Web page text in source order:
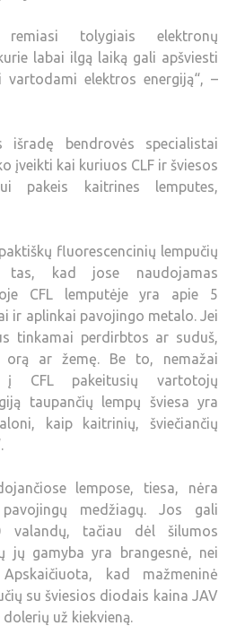
remiasi tolygiais elektronų
labai ilgą laiką gali apšviesti
elektros energiją“, –
išradę bendrovės specialistai
įveikti kai kuriuos CLF ir šviesos
pakeis kaitrines lemputes,
fluorescencinių lempučių
kad jose naudojamas
CFL lemputėje yra apie 5
ir aplinkai pavojingo metalo. Jei
tinkamai perdirbtos ar suduš,
orą ar žemę. Be to, nemažai
į CFL pakeitusių vartotojų
taupančių lempų šviesa yra
kaip kaitrinių, šviečiančių
lempose, tiesa, nėra
medžiagų. Jos gali
tačiau dėl šilumos
jų gamyba yra brangesnė, nei
kad mažmeninė
su šviesios diodais kaina JAV
už kiekvieną.